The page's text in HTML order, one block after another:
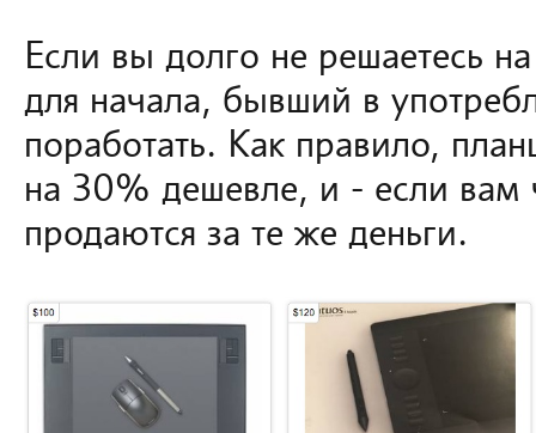
Если вы долго не решаетесь
для начала, бывший в
поработать. Как правило,
на 30% дешевле, и - если вам
продаются за те же деньги.